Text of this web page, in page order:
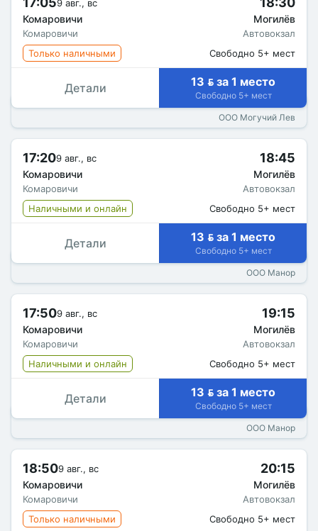
9 авг., вс
Комаровичи
Комаровичи
Могилёв
Автовокзал
Только наличными
Свободно 5+ мест
Детали 13  за 1 место
Свободно 5+ мест
ООО Могучий Лев
17:209 авг., вс
Комаровичи
Комаровичи
18:45
Могилёв
Автовокзал
Наличными и онлайн
Свободно 5+ мест
Детали 13  за 1 место
Свободно 5+ мест
ООО Манор
17:509 авг., вс
Комаровичи
Комаровичи
19:15
Могилёв
Автовокзал
Наличными и онлайн
Свободно 5+ мест
Детали 13  за 1 место
Свободно 5+ мест
ООО Манор
18:509 авг., вс
Комаровичи
Комаровичи
20:15
Могилёв
Автовокзал
Только наличными
Свободно 5+ мест